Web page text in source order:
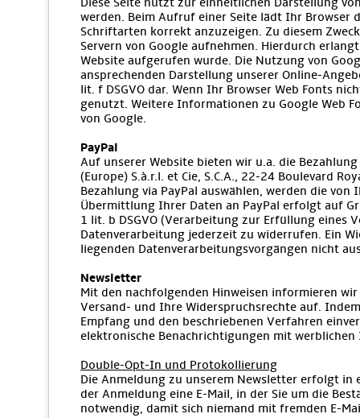
werden. Beim Aufruf einer Seite lädt Ihr Browser
Schriftarten korrekt anzuzeigen. Zu diesem
Servern von Google aufnehmen. Hierdurch
Website aufgerufen wurde. Die Nutzung von
ansprechenden Darstellung unserer Online-
lit. f DSGVO dar. Wenn Ihr Browser Web Fonts
genutzt. Weitere Informationen zu Google Web
von Google.
PayPal
Auf unserer Website bieten wir u.a. die
(Europe) S.à.r.l. et Cie, S.C.A., 22-24 Boulevard
Bezahlung via PayPal auswählen, werden die
Übermittlung Ihrer Daten an PayPal erfolgt auf
1 lit. b DSGVO (Verarbeitung zur Erfüllung eines
Datenverarbeitung jederzeit zu widerrufen. Ein
liegenden Datenverarbeitungsvorgängen nicht
Newsletter
Mit den nachfolgenden Hinweisen informieren
Versand- und Ihre Widerspruchsrechte auf.
Empfang und den beschriebenen Verfahren
elektronische Benachrichtigungen mit
Double-Opt-In und Protokollierung
Die Anmeldung zu unserem Newsletter erfolgt
der Anmeldung eine E-Mail, in der Sie um die
notwendig, damit sich niemand mit fremden E-